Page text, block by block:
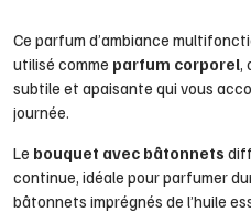
Ce parfum d’ambiance
utilisé comme parfum corporel,
subtile et apaisante qui vous
journée.
Le bouquet avec bâtonnets
continue, idéale pour parfumer
bâtonnets imprégnés de l’huile